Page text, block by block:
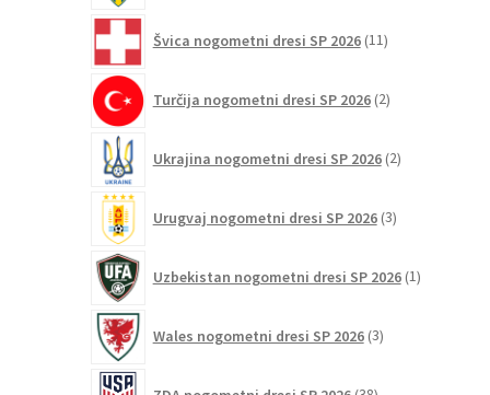
Švica nogometni dresi SP 2026 11izdelkov
Turčija nogometni dresi SP 2026 2izdelka
Ukrajina nogometni dresi SP 2026 2izdelka
Urugvaj nogometni dresi SP 2026 3izdelki
Uzbekistan nogometni dresi SP 2026 1izdelek
Wales nogometni dresi SP 2026 3izdelki